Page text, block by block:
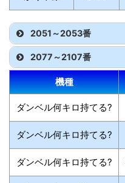
2051～2053番
2077～2107番
機種
ダンベル何キロ持てる?
ダンベル何キロ持てる?
ダンベル何キロ持てる?